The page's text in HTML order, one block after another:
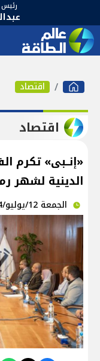
اقتصاد
اقتصاد
«إنــبى» تكرم
الدينية لشهر
الجمعة 12/يوليو/2024 - 02:51 م